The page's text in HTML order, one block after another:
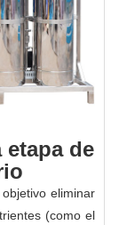
de
eliminar
(como el